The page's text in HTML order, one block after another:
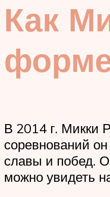
Как
В 2014 г. Микки
соревнований
славы и побед.
можно увидеть